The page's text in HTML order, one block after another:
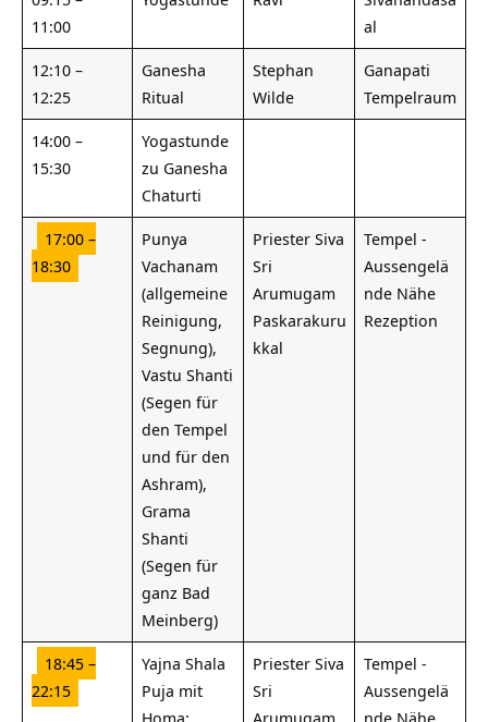
11:00
al
12:10 –
12:25
Ganesha
Ritual
Stephan
Wilde
Ganapati
Tempelraum
14:00 –
15:30
Yogastunde
zu Ganesha
Chaturti
17:00 –
18:30
Punya
Vachanam
(allgemeine
Reinigung,
Segnung),
Vastu Shanti
(Segen für
den Tempel
und für den
Ashram),
Grama
Shanti
(Segen für
ganz Bad
Meinberg)
Priester Siva
Sri
Arumugam
Paskarakuru
kkal
Tempel -
Aussengelä
nde Nähe
Rezeption
18:45 –
22:15
Yajna Shala
Puja mit
Priester Siva
Sri
Tempel -
Aussengelä